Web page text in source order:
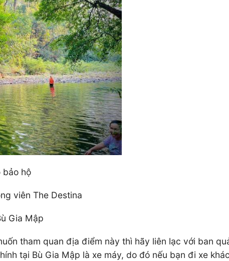
bảo hộ
viên The Destina
Gia Mập
tham quan địa điểm này thì hãy liên lạc với ban
tại Bù Gia Mập là xe máy, do đó nếu bạn đi xe